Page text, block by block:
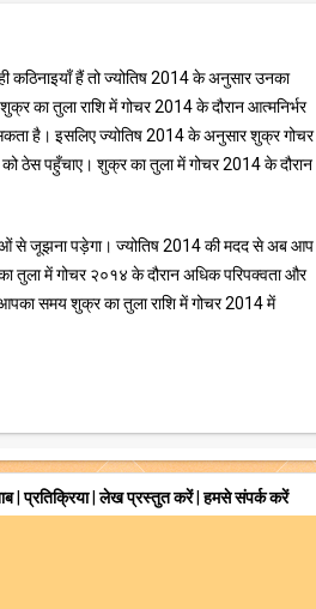
हैं तो ज्योतिष 2014 के अनुसार उनका
का तुला राशि में गोचर 2014 के दौरान आत्मनिर्भर
सकता है। इसलिए ज्योतिष 2014 के अनुसार शुक्र गोचर
ठेस पहुँचाए। शुक्र का तुला में गोचर 2014 के दौरान
से जूझना पड़ेगा। ज्योतिष 2014 की मदद से अब आप
तुला में गोचर २०१४ के दौरान अधिक परिपक्वता और
समय शुक्र का तुला राशि में गोचर 2014 में
|प्रतिक्रिया |लेख प्रस्तुत करें |हमसे संपर्क करें